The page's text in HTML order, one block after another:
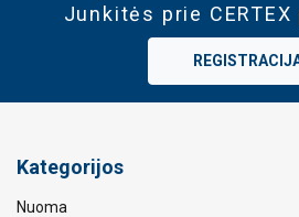
Junkitės prie
Kategorijos
Nuoma